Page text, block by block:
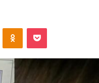
Odnoklassniki
Pocket